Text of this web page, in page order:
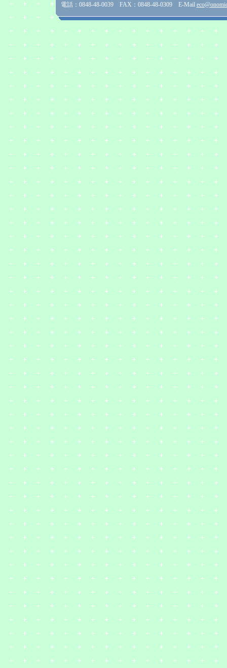
電話：0848-48-0039 FAX：0848-48-0309 E-Mail